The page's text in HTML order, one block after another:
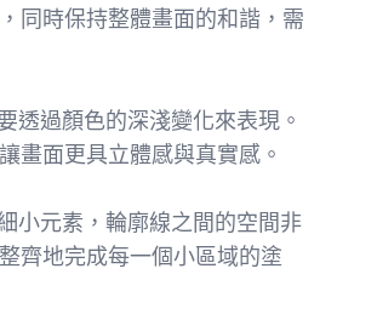
同時保持整體畫面的和諧，需
過顏色的深淺變化來表現。
畫面更具立體感與真實感。
小元素，輪廓線之間的空間非
齊地完成每一個小區域的塗